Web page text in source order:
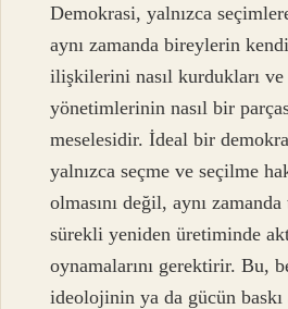
Demokrasi, yalnızca
aynı zamanda bireylerin
ilişkilerini nasıl kurdukları ve
yönetimlerinin nasıl bir
meselesidir. İdeal bir
yalnızca seçme ve seçilme
olmasını değil, aynı
sürekli yeniden üretiminde
oynamalarını gerektirir. Bu,
ideolojinin ya da gücün baskı